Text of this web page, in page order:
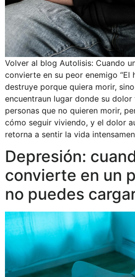
Volver al blog Autolisis: Cuando
convierte en su peor enemigo “El
destruye porque quiera morir,
encuentraun lugar donde su dolor
personas que no quieren morir,
cómo seguir viviendo, y el dolor
retorna a sentir la vida
Depresión:
convierte en un
no puedes